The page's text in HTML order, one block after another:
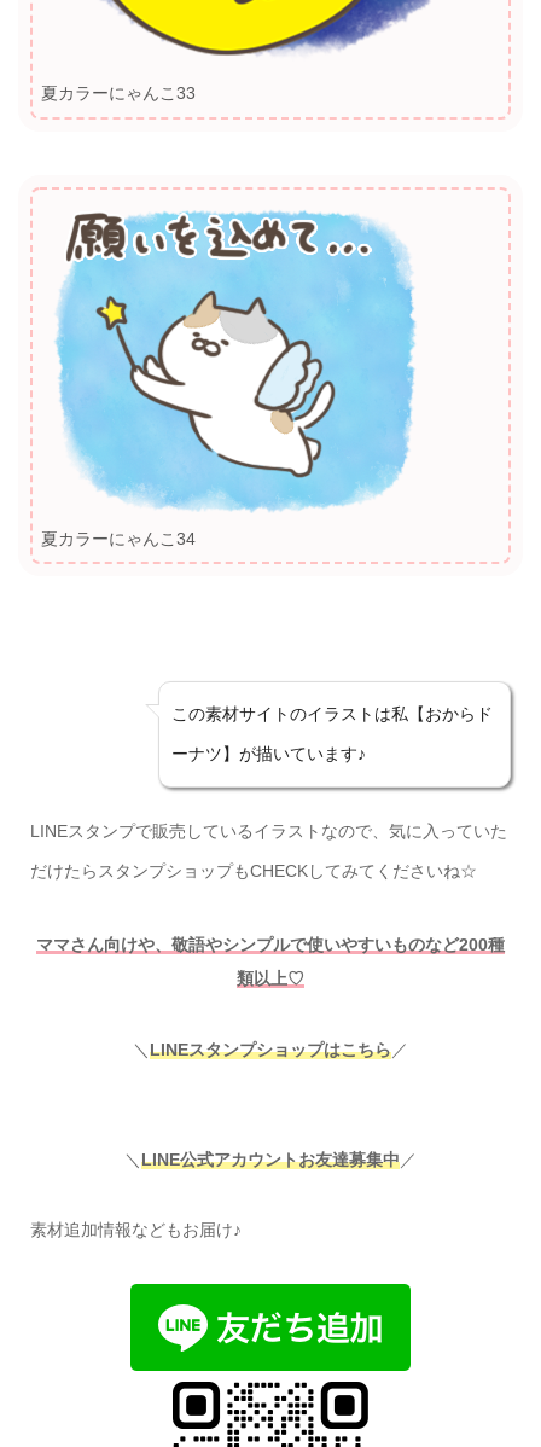
夏カラーにゃんこ33
夏カラーにゃんこ34
この素材サイトのイラストは私【おからド
ーナツ】が描いています♪
LINEスタンプで販売しているイラストなので、気に入っていた
だけたらスタンプショップもCHECKしてみてくださいね☆
ママさん向けや、敬語やシンプルで使いやすいものなど200種
類以上♡
＼ LINEスタンプショップはこちら／
＼ LINE公式アカウントお友達募集中／
素材追加情報などもお届け♪